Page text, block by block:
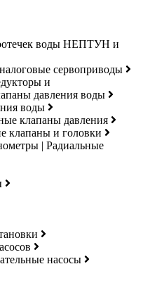
воды НЕПТУН и
сервоприводы
и
давления воды
воды
клапаны давления
клапаны и головки
| Радиальные
насосы